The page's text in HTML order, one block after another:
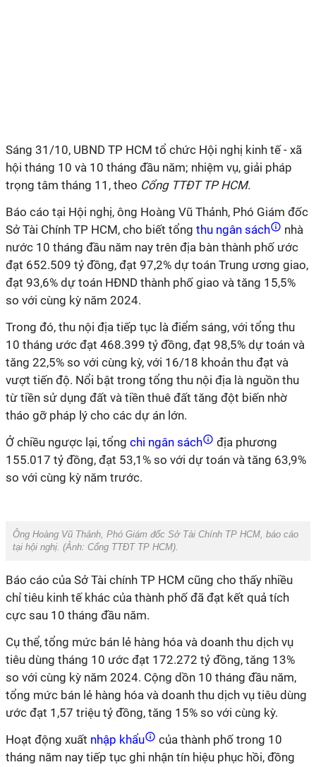
Sáng 31/10, UBND TP HCM tổ chức Hội nghị kinh tế - xã
hội tháng 10 và 10 tháng đầu năm; nhiệm vụ, giải pháp
trọng tâm tháng 11, theo Cổng TTĐT TP HCM.
Báo cáo tại Hội nghị, ông Hoàng Vũ Thảnh, Phó Giám đốc
Sở Tài Chính TP HCM, cho biết tổng thu ngân sách
nhà
nước 10 tháng đầu năm nay trên địa bàn thành phố ước
đạt 652.509 tỷ đồng, đạt 97,2% dự toán Trung ương giao,
đạt 93,6% dự toán HĐND thành phố giao và tăng 15,5%
so với cùng kỳ năm 2024.
Trong đó, thu nội địa tiếp tục là điểm sáng, với tổng thu
10 tháng ước đạt 468.399 tỷ đồng, đạt 98,5% dự toán và
tăng 22,5% so với cùng kỳ, với 16/18 khoản thu đạt và
vượt tiến độ. Nổi bật trong tổng thu nội địa là nguồn thu
từ tiền sử dụng đất và tiền thuê đất tăng đột biến nhờ
tháo gỡ pháp lý cho các dự án lớn.
Ở chiều ngược lại, tổng chi ngân sách
địa phương
155.017 tỷ đồng, đạt 53,1% so với dự toán và tăng 63,9%
so với cùng kỳ năm trước.
Ông Hoàng Vũ Thảnh, Phó Giám đốc Sở Tài Chính TP HCM, báo cáo
tại hội nghị. (Ảnh: Cổng TTĐT TP HCM).
Báo cáo của Sở Tài chính TP HCM cũng cho thấy nhiều
chỉ tiêu kinh tế khác của thành phố đã đạt kết quả tích
cực sau 10 tháng đầu năm.
Cụ thể, tổng mức bán lẻ hàng hóa và doanh thu dịch vụ
tiêu dùng tháng 10 ước đạt 172.272 tỷ đồng, tăng 13%
so với cùng kỳ năm 2024. Cộng dồn 10 tháng đầu năm,
tổng mức bán lẻ hàng hóa và doanh thu dịch vụ tiêu dùng
ước đạt 1,57 triệu tỷ đồng, tăng 15% so với cùng kỳ.
Hoạt động xuất nhập khẩu
của thành phố trong 10
tháng năm nay tiếp tục ghi nhận tín hiệu phục hồi, đồng